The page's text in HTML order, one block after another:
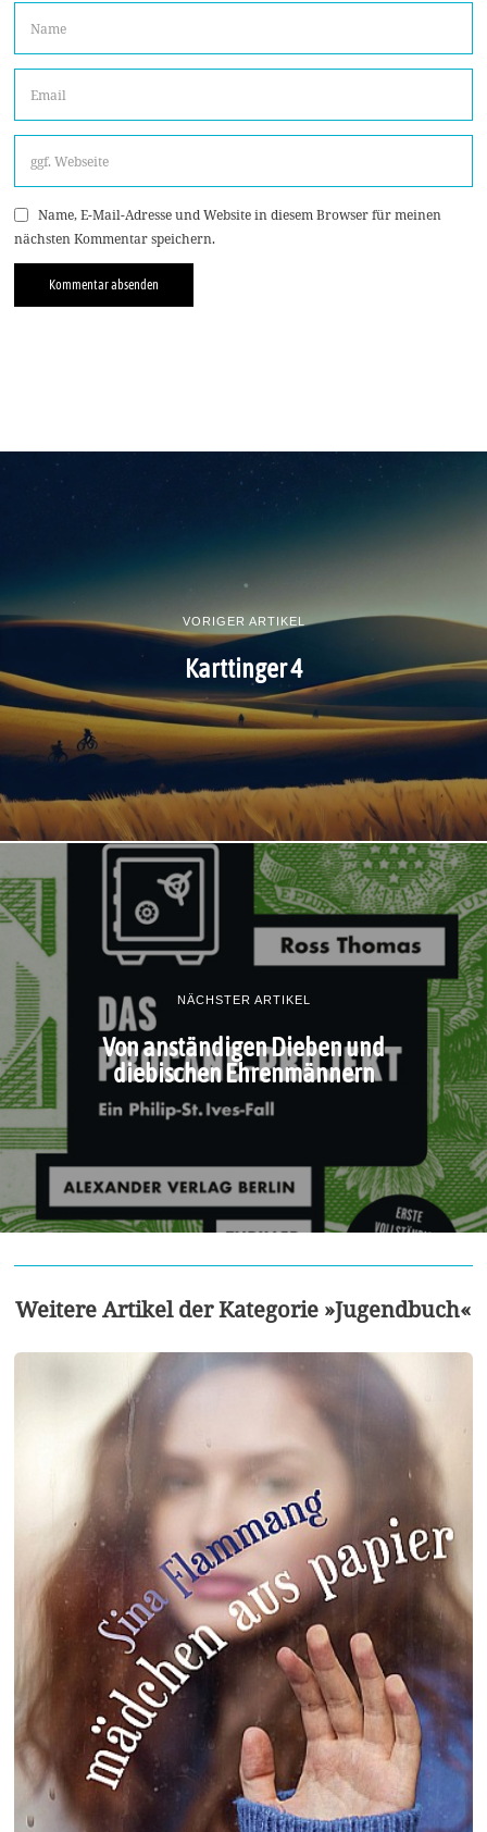
Name, E-Mail-Adresse und Website in diesem Browser für meinen
nächsten Kommentar speichern.
VORIGER ARTIKEL
Karttinger 4
NÄCHSTER ARTIKEL
Von anständigen Dieben und
diebischen Ehrenmännern
Weitere Artikel der Kategorie »Jugendbuch«